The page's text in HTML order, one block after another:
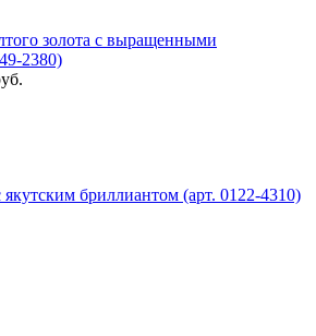
золота с выращенными
2380)
якутским бриллиантом (арт. 0122-4310)